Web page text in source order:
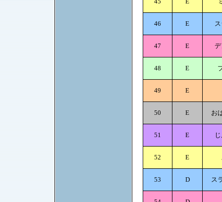
46 E
47 E
48 E
49 E
50 E お
51 E
52 E
53 D ス